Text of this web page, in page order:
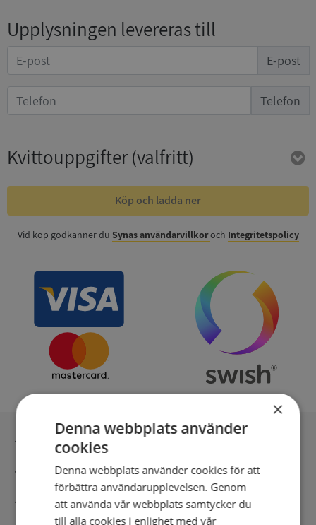
Upplysningen levereras till
E-post
Telefon
Kvittouppgifter(valfritt)
Köp och ladda ner
Vid köp godkänner du Synas användarvillkoroch Integritetspolicy
Inga kopior till omfrågad
Säker betalning med stripe
Direkt digital leverans
×
Denna webbplats använder
cookies
Denna webbplats använder cookies för att
förbättra användarupplevelsen. Genom
att använda vår webbplats samtycker du
till alla cookies i enlighet med vår